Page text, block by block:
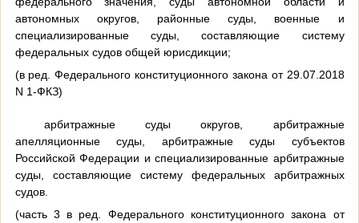
автономных округов, районные суды, военные и
специализированные суды, составляющие систему
федеральных судов общей юрисдикции;
(в ред. Федерального конституционного закона от 29.07.2018
N 1-ФКЗ)
арбитражные суды округов, арбитражные
апелляционные суды, арбитражные суды субъектов
Российской Федерации и специализированные арбитражные
суды, составляющие систему федеральных арбитражных
судов.
(часть 3 в ред. Федерального конституционного закона от